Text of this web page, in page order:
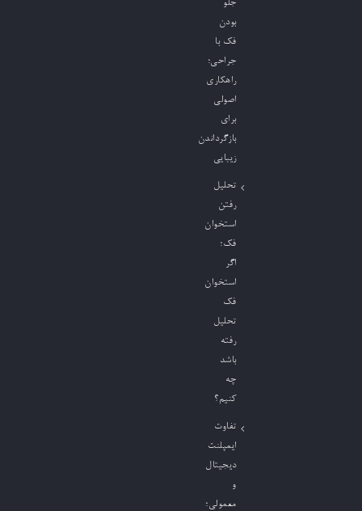
جلو
بودن
فک با
جراحی؛
راهکاری
اصولی
برای
بازگرداندن
زیبایی
تحلیل
رفتن
استخوان
فک؛
اگر
استخوان
فک
تحلیل
رفته
باشد
چه
کنیم؟
تفاوت
ایمپلنت
دیجیتال
و
معمولی؛